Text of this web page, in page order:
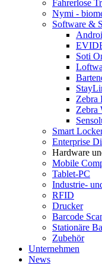
Fahrerlose
Nymi -
Software &
Soti
Zebra
Zebra
Smart
Enterprise
Hardware
Mobile
Tablet-PC
Industrie-
RFID
Drucker
Barcode
Stationäre
Zubehör
Unternehmen
News